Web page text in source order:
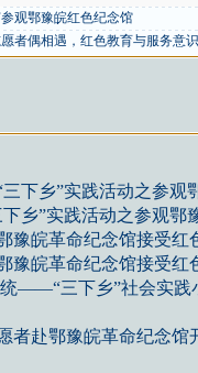
观鄂豫皖红色纪念馆
者偶相遇，红色教育与服务意
下乡”实践活动之参观
乡”实践活动之参观鄂
豫皖革命纪念馆接受红
豫皖革命纪念馆接受红
——“三下乡”社会实践
者赴鄂豫皖革命纪念馆